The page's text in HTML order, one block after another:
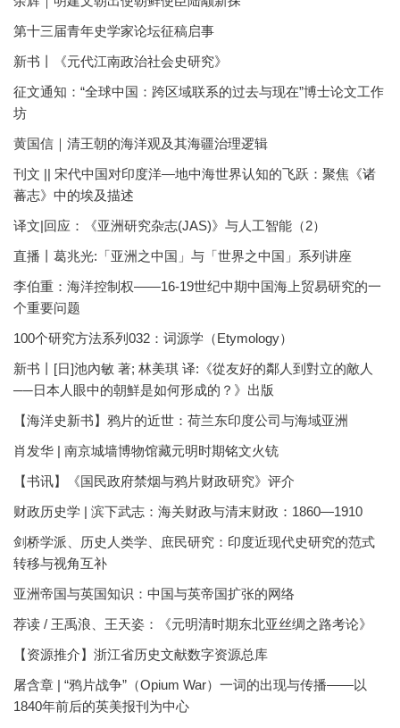
第十三届青年史学家论坛征稿启事
新书丨《元代江南政治社会史研究》
征文通知：“全球中国：跨区域联系的过去与现在”博士论文工作
坊
黄国信｜清王朝的海洋观及其海疆治理逻辑
刊文 || 宋代中国对印度洋—地中海世界认知的飞跃：聚焦《诸
蕃志》中的埃及描述
译文|回应：《亚洲研究杂志(JAS)》与人工智能（2）
直播丨葛兆光:「亚洲之中国」与「世界之中国」系列讲座
李伯重：海洋控制权——16-19世纪中期中国海上贸易研究的一
个重要问题
100个研究方法系列032：词源学（Etymology）
新书丨[日]池內敏 著; 林美琪 译:《從友好的鄰人到對立的敵人
──日本人眼中的朝鮮是如何形成的？》出版
【海洋史新书】鸦片的近世：荷兰东印度公司与海域亚洲
肖发华 | 南京城墙博物馆藏元明时期铭文火铳
【书讯】《国民政府禁烟与鸦片财政研究》评介
财政历史学 | 滨下武志：海关财政与清末财政：1860—1910
剑桥学派、历史人类学、庶民研究：印度近现代史研究的范式
转移与视角互补
亚洲帝国与英国知识：中国与英帝国扩张的网络
荐读 / 王禹浪、王天姿：《元明清时期东北亚丝绸之路考论》
【资源推介】浙江省历史文献数字资源总库
屠含章 | “鸦片战争”（Opium War）一词的出现与传播——以
1840年前后的英美报刊为中心